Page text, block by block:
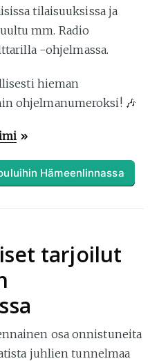
tilaisuuksissa ja
mm. Radio
-ohjelmassa.
hieman
ohjelmanumeroksi! 🎶
»
Hämeenlinnassa
tarjoilut
osa onnistuneita
juhlien tunnelmaa